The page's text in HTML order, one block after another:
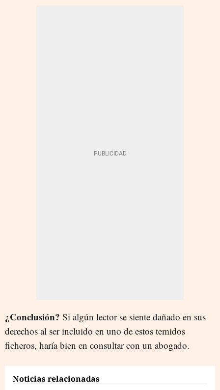
¿Conclusión? Si algún lector se siente dañado en sus
derechos al ser incluido en uno de estos temidos
ficheros, haría bien en consultar con un abogado.
Noticias relacionadas